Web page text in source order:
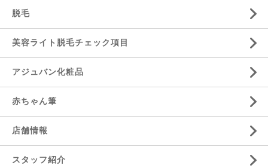
脱毛
美容ライト脱毛チェック項目
アジュバン化粧品
赤ちゃん筆
店舗情報
スタッフ紹介